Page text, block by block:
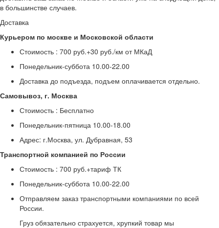
в большинстве случаев.
Доставка
Курьером по москве и Московской области
Стоимость : 700 руб.+30 руб./км от МКаД
Понедельник-суббота 10.00-22.00
Доставка до подъезда, подъем оплачивается отдельно.
Самовывоз, г. Москва
Стоимость : Бесплатно
Понедельник-пятница 10.00-18.00
Адрес: г.Москва, ул. Дубравная, 53
Транспортной компанией по России
Стоимость : 700 руб.+тариф ТК
Понедельник-суббота 10.00-22.00
Отправляем заказ транспортными компаниями по всей
России.
Груз обязательно страхуется, хрупкий товар мы